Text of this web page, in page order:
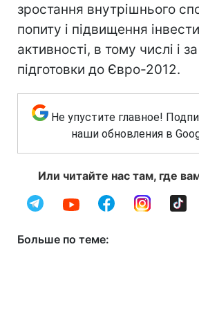
зростання внутрішнього
попиту і підвищення
активності, в тому числі і
підготовки до Євро-2012.
Не упустите главное!
наши обновления в
Или читайте нас там, где
Больше по теме: